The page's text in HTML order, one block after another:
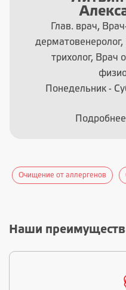
Глав. врач,
дерматовенеролог,
трихолог, Врач
Понедельник -
Очищение от аллергенов
Наши